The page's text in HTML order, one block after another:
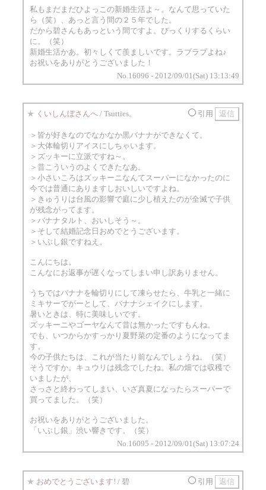
私もまだまだひよっこの新婚生活よ～。なんて思っていた
ら（笑）、あっと言う間の２５年でした。
だから碧さんもあっという間ですよ。びっくりするくらい
に。（笑）
新婚生活かあ。初々しくて羨ましいです。ラブラブよね♪
お祝いをありがとうございました！
No.16096 - 2012/09/01(Sat) 13:13:49
★ くいしんぼさんへ / Tsutties。 引用
＞皆が好きなのでなかなか黒バナナができなくて。
＞大体輪切りアイスにしちゃいます。
＞ズッキーに立派ですね～。
＞昔こういうのよくできたなあ。
＞小さいころはズッキーニなんてスーパーになかったのに
今では普通にありますしおいしいですよね。
＞きゅうりは台風の影響で庭に少し植えたのが全滅で子供
が残念がってます。
＞バナナタルト、おいしそう～。
＞そして結婚記念日おめでとうございます。
＞いぶし銀ですねえ。
こんにちは。
こんなにお返事が遅くなってしまい申し訳ありません。
うちではバナナを輪切りにして凍らせたら、牛乳と一緒に
ミキサーでがーとして、バナナシェイクにします。
暑いときは、特に美味しいです。
ズッキーニやゴーヤなんて昔は無かったですもんね。
でも、いつからかすっかり夏野菜の定番のようになってま
す。
今の子供たちは、これが当たり前なんでしょうね。（笑）
そうですか。キュウリは残念でしたね。私の畑では収穫で
いましたが、
さっさと終わってしまい、いざ真夏になったらスーパーで
買ってました。（笑）
お祝いをありがとうございました。
「いぶし銀」渋い響きです。（笑）
No.16095 - 2012/09/01(Sat) 13:07:24
★ おめでとうございます! / 碧 引用